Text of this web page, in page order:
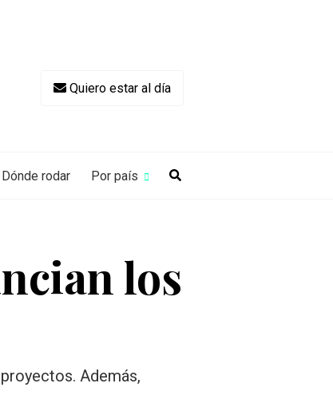
Quiero estar al día
Dónde rodar Por país
los
Además,